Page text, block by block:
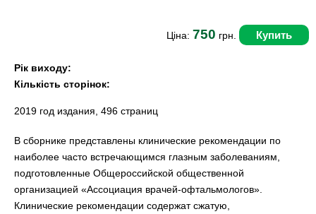
Ціна: 750 грн. Купить
Рік виходу:
Кількість сторінок:
2019 год издания, 496 страниц
В сборнике представлены клинические рекомендации по
наиболее часто встречающимся глазным заболеваниям,
подготовленные Общероссийской общественной
организацией «Ассоциация врачей-офтальмологов».
Клинические рекомендации содержат сжатую,